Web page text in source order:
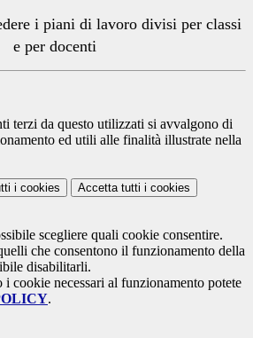
i piani di lavoro divisi per classi
e per docenti
terzi da questo utilizzati si avvalgono di
ed utili alle finalità illustrate nella
i cookies Accetta tutti i cookies
scegliere quali cookie consentire.
che consentono il funzionamento della
disabilitarli.
i cookie necessari al funzionamento potete
.